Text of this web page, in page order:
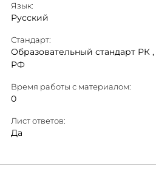
Язык:
Русский
Стандарт:
Образовательный стандарт РК ,
РФ
Время работы с материалом:
0
Лист ответов:
Да